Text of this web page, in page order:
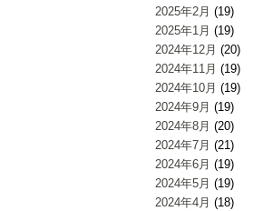
2025年2月 (19)
2025年1月 (19)
2024年12月 (20)
2024年11月 (19)
2024年10月 (19)
2024年9月 (19)
2024年8月 (20)
2024年7月 (21)
2024年6月 (19)
2024年5月 (19)
2024年4月 (18)